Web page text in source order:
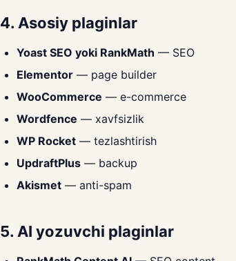
4. Asosiy plaginlar
Yoast SEO yoki RankMath — SEO
Elementor — page builder
WooCommerce — e-commerce
Wordfence — xavfsizlik
WP Rocket — tezlashtirish
UpdraftPlus — backup
Akismet — anti-spam
5. AI yozuvchi plaginlar